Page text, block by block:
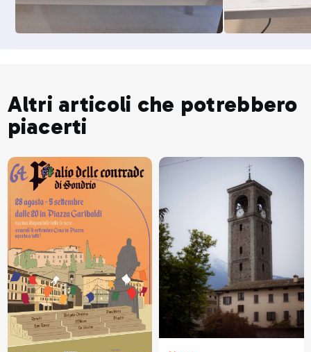
Altri articoli che potrebbero
piacerti